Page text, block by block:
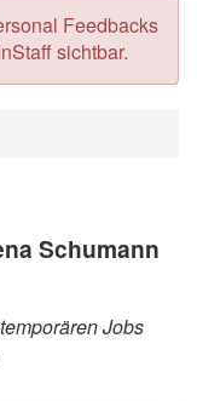
Feedbacks
sichtbar.
Schumann
Jobs